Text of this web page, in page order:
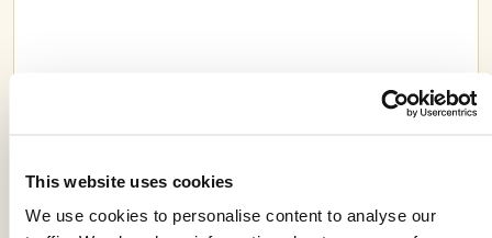
This website uses cookies
We use cookies to personalise content to analyse our